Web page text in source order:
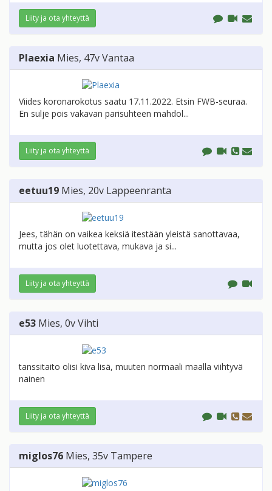
Liity ja ota yhteyttä
Plaexia Mies, 47vVantaa
Viides koronarokotus saatu 17.11.2022. Etsin FWB-seuraa.
En sulje pois vakavan parisuhteen mahdol...
Liity ja ota yhteyttä
eetuu19 Mies, 20v Lappeenranta
Jees, tähän on vaikea keksiä itestään yleistä sanottavaa,
mutta jos olet luotettava, mukava ja si...
Liity ja ota yhteyttä
e53 Mies, 0vVihti
tanssitaito olisi kiva lisä, muuten normaali maalla viihtyvä
nainen
Liity ja ota yhteyttä
miglos76 Mies, 35v Tampere